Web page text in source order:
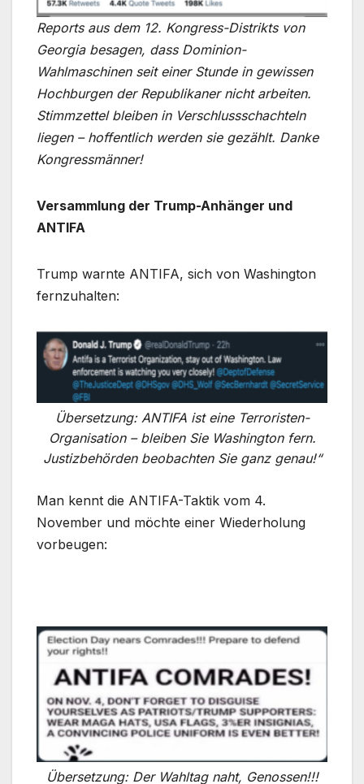
Reports aus dem 12. Kongress-Distrikts von
Georgia besagen, dass Dominion-
Wahlmaschinen seit einer Stunde in gewissen
Hochburgen der Republikaner nicht arbeiten.
Stimmzettel bleiben in Verschlussschachteln
liegen – hoffentlich werden sie gezählt. Danke
Kongressmänner!
Versammlung der Trump-Anhänger und
ANTIFA
Trump warnte ANTIFA, sich von Washington
fernzuhalten:
Übersetzung: ANTIFA ist eine Terroristen-
Organisation – bleiben Sie Washington fern.
Justizbehörden beobachten Sie ganz genau!“
Man kennt die ANTIFA-Taktik vom 4.
November und möchte einer Wiederholung
vorbeugen:
Übersetzung: Der Wahltag naht, Genossen!!!